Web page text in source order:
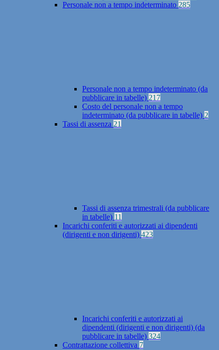
Personale non a tempo indeterminato 285
Personale non a tempo indeterminato (da
pubblicare in tabelle) 217
Costo del personale non a tempo
indeterminato (da pubblicare in tabelle) 2
Tassi di assenza 21
Tassi di assenza trimestrali (da pubblicare
in tabelle) 11
Incarichi conferiti e autorizzati ai dipendenti
(dirigenti e non dirigenti) 423
Incarichi conferiti e autorizzati ai
dipendenti (dirigenti e non dirigenti) (da
pubblicare in tabelle) 324
Contrattazione collettiva 7